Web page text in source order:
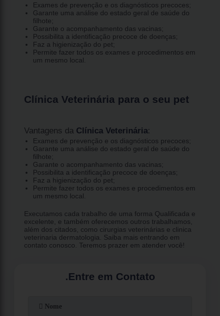
Exames de prevenção e os diagnósticos precoces;
Garante uma análise do estado geral de saúde do
filhote;
Garante o acompanhamento das vacinas;
Possibilita a identificação precoce de doenças;
Faz a higienização do pet;
Permite fazer todos os exames e procedimentos em
um mesmo local.
Clínica Veterinária para o seu pet
Vantagens da Clínica Veterinária:
Exames de prevenção e os diagnósticos precoces;
Garante uma análise do estado geral de saúde do
filhote;
Garante o acompanhamento das vacinas;
Possibilita a identificação precoce de doenças;
Faz a higienização do pet;
Permite fazer todos os exames e procedimentos em
um mesmo local.
Executamos cada trabalho de uma forma Qualificada e
excelente, e também oferecemos outros trabalhamos,
além dos citados, como cirurgias veterinárias e clinica
veterinaria dermatologia. Saiba mais entrando em
contato conosco. Teremos prazer em atender você!
.Entre em Contato